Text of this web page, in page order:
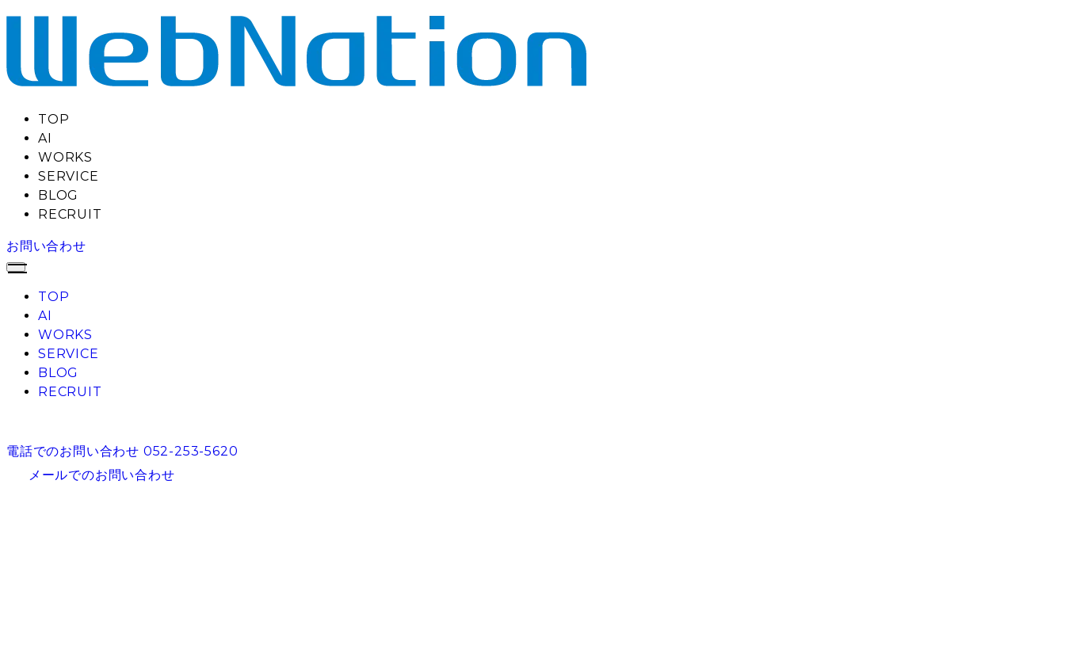
TOP
AI
WORKS
SERVICE
BLOG
RECRUIT
お問い合わせ
TOP
AI
WORKS
SERVICE
BLOG
RECRUIT
電話でのお問い合わせ 052-253-5620
メールでのお問い合わせ